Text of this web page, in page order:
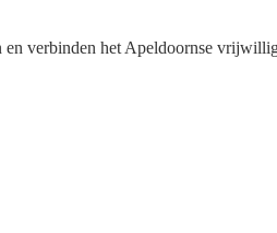
het Apeldoornse